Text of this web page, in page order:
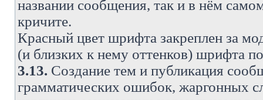
названии сообщения, так и в нём
кричите.
Красный цвет шрифта закреплен за
(и близких к нему оттенков) шрифта
3.13. Создание тем и публикация
грамматических ошибок, жаргонных